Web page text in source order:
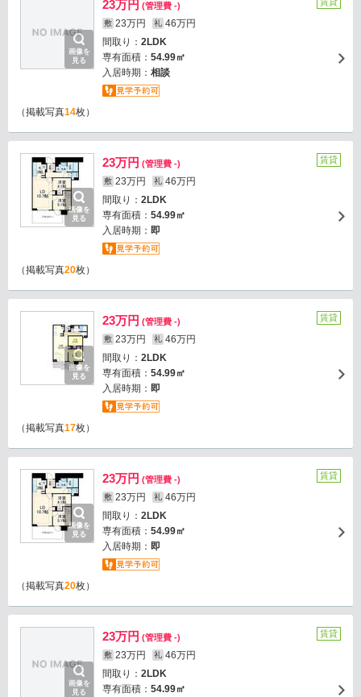
画像を
見る
23万円 (管理費 -)
敷 23万円 礼 46万円
間取り： 2LDK
専有面積： 54.99㎡
入居時期： 相談
（掲載写真14枚）
画像を
見る
23万円 (管理費 -)
敷 23万円 礼 46万円
間取り： 2LDK
専有面積： 54.99㎡
入居時期： 即
賃貸
（掲載写真20枚）
画像を
見る
23万円 (管理費 -)
敷 23万円 礼 46万円
間取り： 2LDK
専有面積： 54.99㎡
入居時期： 即
賃貸
（掲載写真17枚）
画像を
見る
23万円 (管理費 -)
敷 23万円 礼 46万円
間取り： 2LDK
専有面積： 54.99㎡
入居時期： 即
賃貸
（掲載写真20枚）
画像を
見る
23万円 (管理費 -)
敷 23万円 礼 46万円
間取り： 2LDK
専有面積： 54.99㎡
賃貸